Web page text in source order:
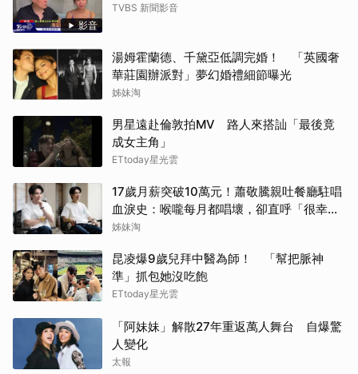
影音
TVBS 新聞影音
湯姆霍蘭德、千黛亞低調完婚！ 「英國奢
華莊園辦派對」夢幻婚禮細節曝光
姊妹淘
男星遠赴倫敦拍MV 路人來搭訕「最後竟
成女主角」
ETtoday星光雲
17歲月薪突破10萬元！蕭敬騰親吐餐廳駐唱
血淚史：喉嚨每月都唱壞，卻直呼「很幸
福」
姊妹淘
昆凌爆9歲兒拜中醫為師！ 「幫把脈神
準」抓包她沒吃飽
ETtoday星光雲
「阿妹妹」解散27年重返萬人舞台 自爆驚
人變化
太報